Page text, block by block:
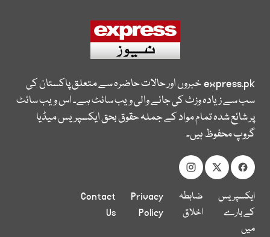
express.pkخبروں اور حالات حاضرہ سے متعلق پاکستان کی
سب سے زیادہ وزٹ کی جانے والی ویب سائٹ ہے۔ اس ویب سائٹ
پر شائع شدہ تمام مواد کے جملہ حقوق بحق ایکسپریس میڈیا
گروپ محفوظ ہیں۔
ایکسپریس
کے بارے
میں
ضابطہ
اخلاق
Privacy
Policy
Contact
Us